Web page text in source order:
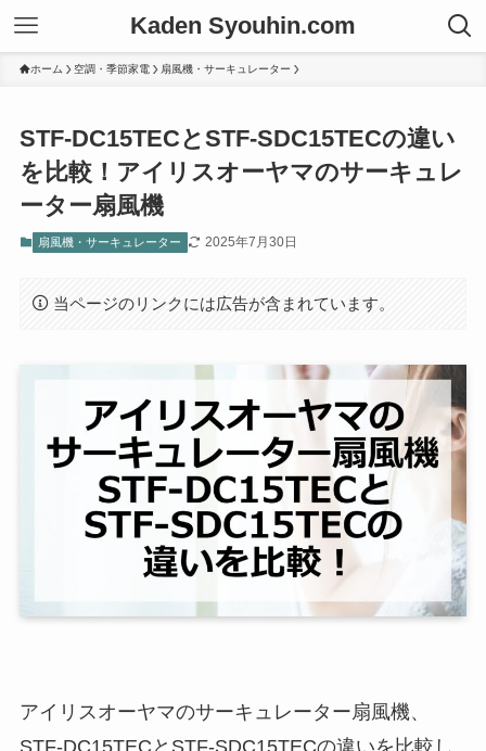
Kaden Syouhin.com
ホーム 空調・季節家電 扇風機・サーキュレーター
STF-DC15TECとSTF-SDC15TECの違い
を比較！アイリスオーヤマのサーキュレ
ーター扇風機
扇風機・サーキュレーター 2025年7月30日
当ページのリンクには広告が含まれています。
アイリスオーヤマのサーキュレーター扇風機、
STF-DC15TECとSTF-SDC15TECの違いを比較し